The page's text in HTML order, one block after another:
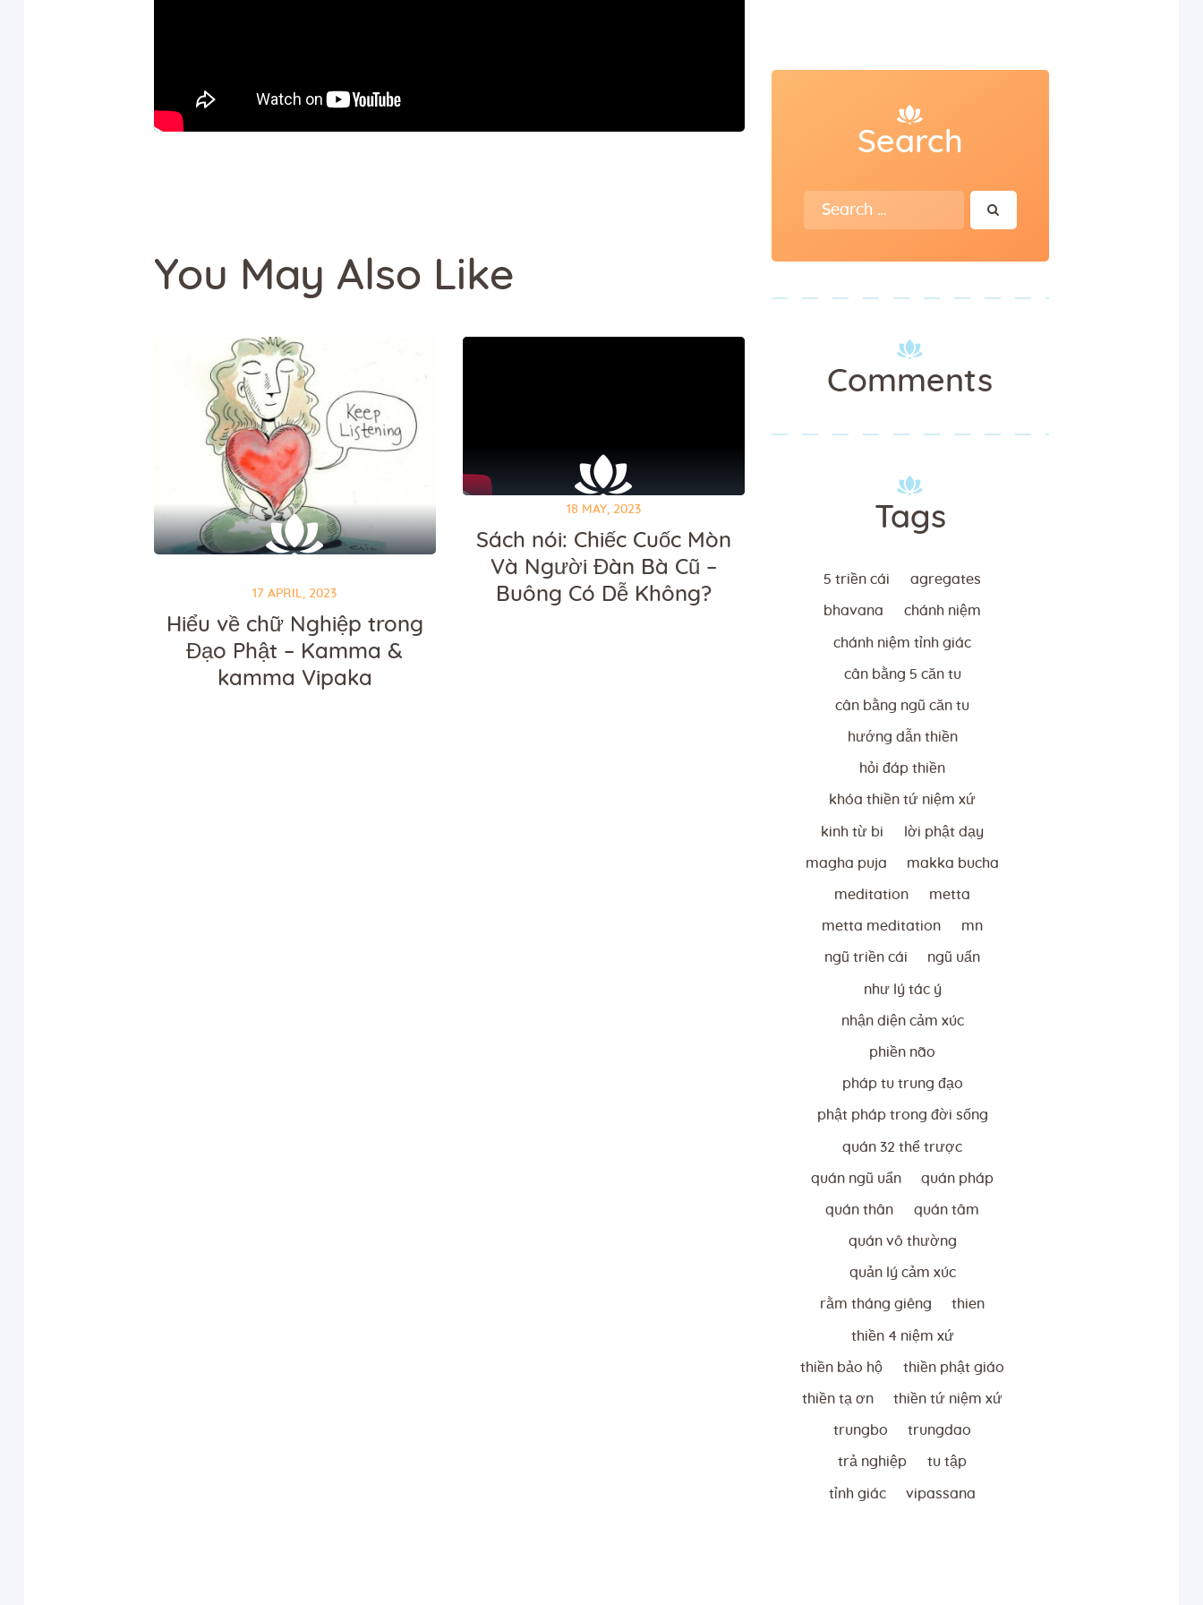
You May Also Like
17 APRIL, 2023
Hiểu về chữ Nghiệp trong
Đạo Phật – Kamma &
kamma Vipaka
18 MAY, 2023
Sách nói: Chiếc Cuốc Mòn
Và Người Đàn Bà Cũ –
Buông Có Dễ Không?
Search
Search
for:
Comments
Tags
5 triền cái agregates
bhavana chánh niệm
chánh niệm tỉnh giác
cân bằng 5 căn tu
cân bằng ngũ căn tu
hướng dẫn thiền
hỏi đáp thiền
khóa thiền tứ niệm xứ
kinh từ bi lời phật dạy
magha puja makka bucha
meditation metta
metta meditation mn
ngũ triền cái ngũ uẩn
như lý tác ý
nhận diện cảm xúc
phiền não
pháp tu trung đạo
phật pháp trong đời sống
quán 32 thể trược
quán ngũ uẩn quán pháp
quán thân quán tâm
quán vô thường
quản lý cảm xúc
rằm tháng giêng thien
thiền 4 niệm xứ
thiền bảo hộ thiền phật giáo
thiền tạ ơn thiền tứ niệm xứ
trungbo trungdao
trả nghiệp tu tập
tỉnh giác vipassana